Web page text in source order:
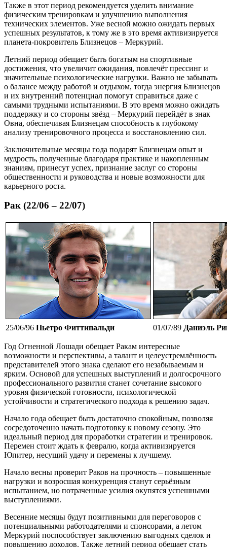
Также в этот период рекомендуется уделить внимание
физическим тренировкам и улучшению выполнения
технических элементов. Уже весной можно ожидать первых
успешных результатов, к тому же в это время активизируется
планета-покровитель Близнецов – Меркурий.
Летний период обещает быть богатым на спортивные
достижения, что увеличит ожидания, повлечёт прессинг и
значительные психологические нагрузки. Важно не забывать
о балансе между работой и отдыхом, тогда энергия Близнецов
и их внутренний потенциал помогут справиться даже с
самыми трудными испытаниями. В это время можно ожидать
поддержку и со стороны звёзд – Меркурий перейдёт в знак
Овна, обеспечивая Близнецам способность к глубокому
анализу тренировочного процесса и восстановлению сил.
Заключительные месяцы года подарят Близнецам опыт и
мудрость, полученные благодаря практике и накопленным
знаниям, принесут успех, признание заслуг со стороны
общественности и руководства и новые возможности для
карьерного роста.
Рак (22/06 – 22/07)
25/06/96 Пьетро Фиттипальди 01/07/89 Даниэль
Год Огненной Лошади обещает Ракам интересные
возможности и перспективы, а талант и целеустремлённость
представителей этого знака сделают его незабываемым и
ярким. Основой для успешных выступлений и долгосрочного
профессионального развития станет сочетание высокого
уровня физической готовности, психологической
устойчивости и стратегического подхода к решению задач.
Начало года обещает быть достаточно спокойным, позволяя
сосредоточенно начать подготовку к новому сезону. Это
идеальный период для проработки стратегии и тренировок.
Перемен стоит ждать к февралю, когда активизируется
Юпитер, несущий удачу и перемены к лучшему.
Начало весны проверит Раков на прочность – повышенные
нагрузки и возросшая конкуренция станут серьёзным
испытанием, но потраченные усилия окупятся успешными
выступлениями.
Весенние месяцы будут позитивными для переговоров с
потенциальными работодателями и спонсорами, а летом
Меркурий поспособствует заключению выгодных сделок и
повышению доходов. Также летний период обещает стать